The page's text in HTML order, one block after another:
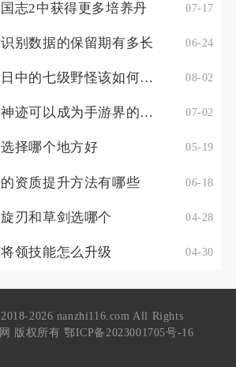
志2中获得更多培养丹 07-17
别数据的保留期有多长 06-24
无尽的拉格朗日中的七级野怪该如何攻略 08-02
全民奇迹魔剑神迹可以成为手游界的霸主吗 07-02
择哪个地方好 05-19
资质提升方法有哪些 06-18
刃和草剑选哪个 04-28
领技能怎么升级 04-30
2026 nanzhi116.com All Rights
版权所有 鄂ICP备2023001705号-16